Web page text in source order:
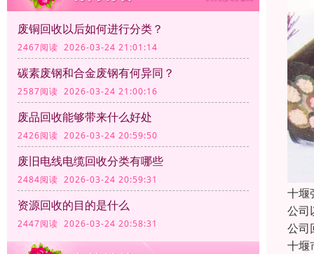
废铜回收以后如何进行分类？
2467阅读 2026-03-24 21:01:14
碳素废钢和合金废钢有何异同？
2587阅读 2026-03-24 21:00:16
废品回收能够带来什么好处
2426阅读 2026-03-24 20:59:50
废旧电线电缆回收分类有哪些
2484阅读 2026-03-24 20:59:31
资源回收的目的是什么
2447阅读 2026-03-24 20:58:31
十堰
公司
公司
十堰